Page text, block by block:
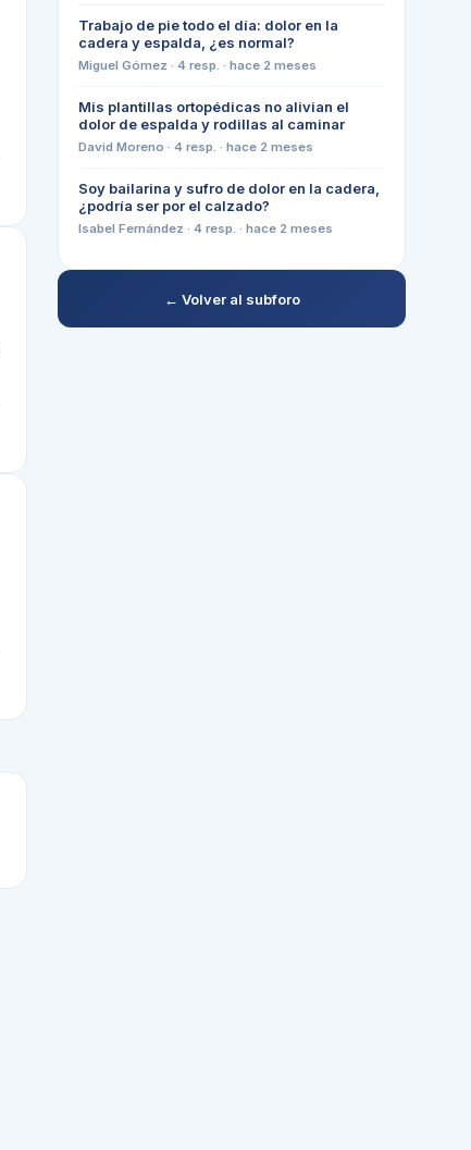
Trabajo de pie todo el día: dolor en la
cadera y espalda, ¿es normal?
Miguel Gómez · 4 resp. · hace 2 meses
Mis plantillas ortopédicas no alivian el
dolor de espalda y rodillas al caminar
David Moreno · 4 resp. · hace 2 meses
Soy bailarina y sufro de dolor en la cadera,
¿podría ser por el calzado?
Isabel Fernández · 4 resp. · hace 2 meses
← Volver al subforo